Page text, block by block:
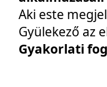
Aki este
Gyülekező az
Gyakorlati